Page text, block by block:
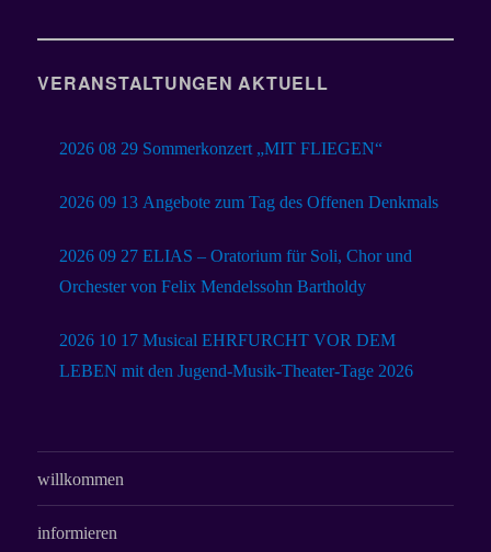
VERANSTALTUNGEN AKTUELL
2026 08 29 Sommerkonzert „MIT FLIEGEN“
2026 09 13 Angebote zum Tag des Offenen Denkmals
2026 09 27 ELIAS – Oratorium für Soli, Chor und
Orchester von Felix Mendelssohn Bartholdy
2026 10 17 Musical EHRFURCHT VOR DEM
LEBEN mit den Jugend-Musik-Theater-Tage 2026
willkommen
informieren